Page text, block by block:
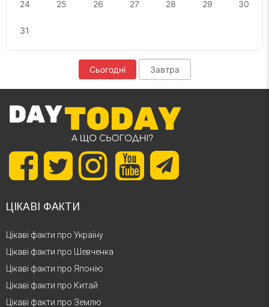
24 25 26 27 28 29 30
31
Сьогодні Завтра
ЦІКАВІ ФАКТИ
Цікаві факти про Україну
Цікаві факти про Шевченка
Цікаві факти про Японію
Цікаві факти про Китай
Цікаві факти про Землю